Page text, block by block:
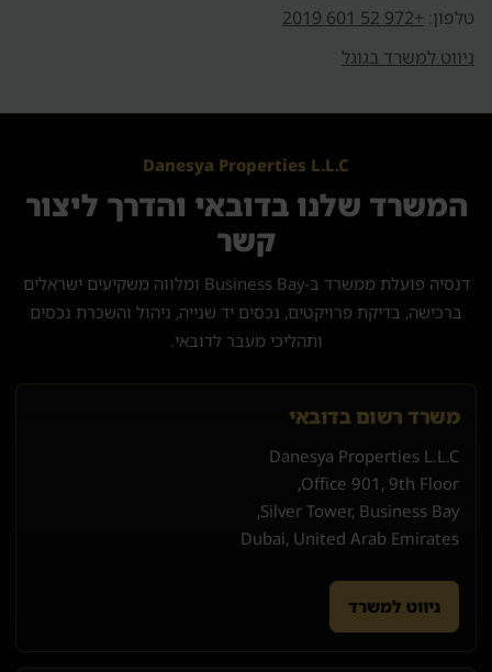
טלפון: +972 52 601 2019
ניווט למשרד בגוגל
Danesya Properties L.L.C
המשרד שלנו בדובאי והדרך ליצור
קשר
דנסיה פועלת ממשרד ב-Business Bay ומלווה משקיעים ישראלים
ברכישה, בדיקת פרויקטים, נכסים יד שנייה, ניהול והשכרת נכסים
ותהליכי מעבר לדובאי.
משרד רשום בדובאי
Danesya Properties L.L.C
Office 901, 9th Floor,
Silver Tower, Business Bay,
Dubai, United Arab Emirates
ניווט למשרד